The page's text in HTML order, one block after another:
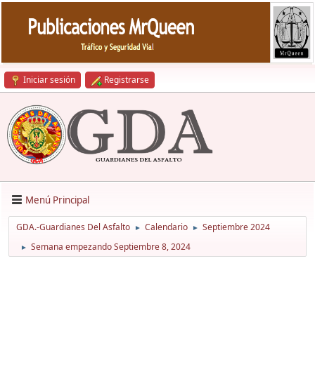
Iniciar sesión Registrarse
Menú Principal
GDA.-Guardianes Del Asfalto ► Calendario ► Septiembre 2024
► Semana empezando Septiembre 8, 2024